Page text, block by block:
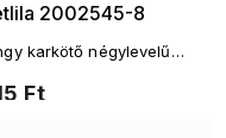
2002545-8
Ft
karkötő négylevelű